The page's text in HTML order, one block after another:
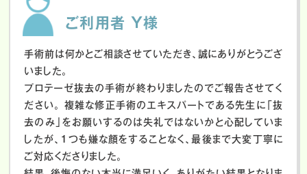
ご利用者 Y様
手術前は何かとご相談させていただき、誠にありがとうござ
いました。
プロテーゼ抜去の手術が終わりましたのでご報告させてく
ださい。
複雑な修正手術のエキスパートである先生に「抜
去のみ」をお願いするのは失礼ではないかと心配していま
したが、１つも嫌な顔をすることなく、最後まで大変丁寧に
ご対応くださりました。